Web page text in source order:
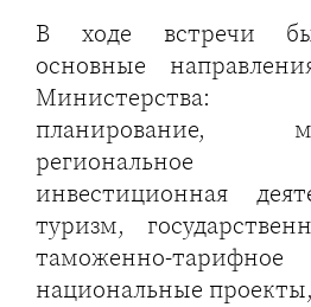
В ходе встречи
основные
Министерства:
планирование,
региональное
инвестиционная
туризм,
таможенно-тарифное
национальные